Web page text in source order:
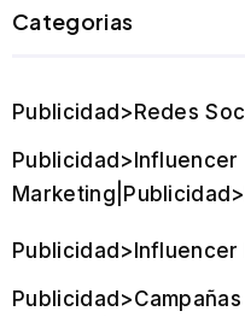
Categorias
Publicidad>Redes
Publicidad>Influencer
Publicidad>Influencer
Publicidad>Campañas